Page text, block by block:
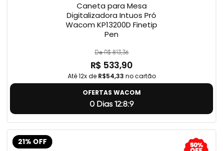
Caneta para Mesa
Digitalizadora Intuos Pró
Wacom KP13200D Finetip
Pen
De R$ 813,36
R$ 533,90
Até 12x de R$54,33 no cartão
OFERTAS WACOM
0 Dias 12:8:8
21% OFF